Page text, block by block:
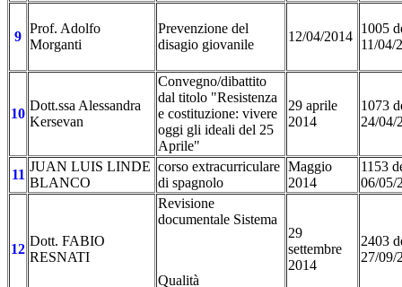
9
Prof. Adolfo
Morganti
Prevenzione del
disagio giovanile
12/04/2014
1005
11/04/
10
Dott.ssa Alessandra
Kersevan
Convegno/dibattito
dal titolo "Resistenza
e costituzione: vivere
oggi gli ideali del 25
Aprile"
29 aprile
2014
1073
24/04/
11
JUAN LUIS LINDE
BLANCO
corso extracurriculare
di spagnolo
Maggio
2014
1153
06/05/
12
Dott. FABIO
RESNATI
Revisione
documentale Sistema
Qualità
29
settembre
2014
2403
27/09/